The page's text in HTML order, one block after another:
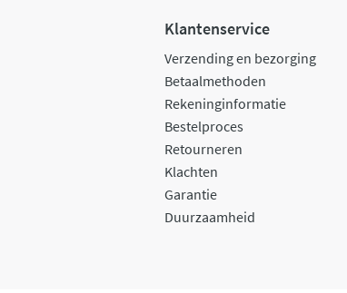
Klantenservice
Verzending en bezorging
Betaalmethoden
Rekeninginformatie
Bestelproces
Retourneren
Klachten
Garantie
Duurzaamheid